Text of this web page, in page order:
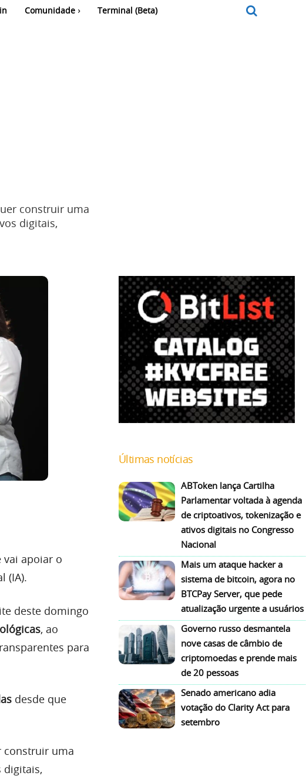
Comunidade Terminal (Beta)
construir uma
digitais,
vai apoiar o
(IA).
deste domingo
, ao
para
desde que
construir uma
digitais,
Últimas notícias
ABToken lança Cartilha
Parlamentar voltada à agenda
de criptoativos, tokenização e
ativos digitais no Congresso
Nacional
Mais um ataque hacker a
sistema de bitcoin, agora no
BTCPay Server, que pede
atualização urgente a usuários
Governo russo desmantela
nove casas de câmbio de
criptomoedas e prende mais
de 20 pessoas
Senado americano adia
votação do Clarity Act para
setembro